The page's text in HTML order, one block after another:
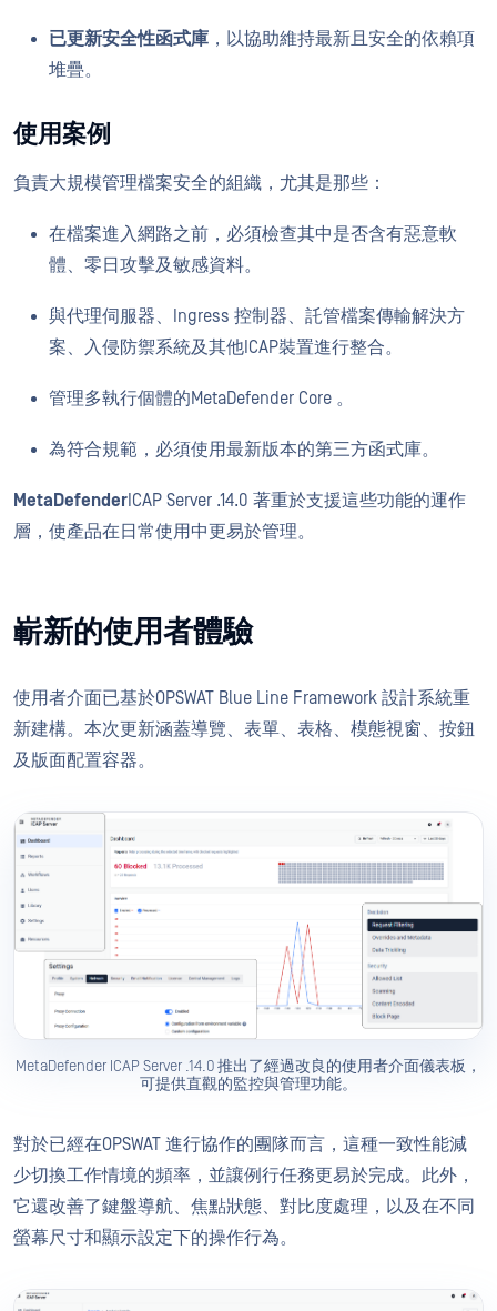
已更新安全性函式庫 ，以協助維持最新且安全的依賴項
堆疊。
使用案例
負責大規模管理檔案安全的組織，尤其是那些：
在檔案進入網路之前，必須檢查其中是否含有惡意軟
體、零日攻擊及敏感資料。
與代理伺服器、Ingress 控制器、託管檔案傳輸解決方
案、入侵防禦系統及其他ICAP裝置進行整合。
管理多執行個體的MetaDefender Core 。
為符合規範，必須使用最新版本的第三方函式庫。
MetaDefender ICAP Server .14.0 著重於支援這些功能的運作
層，使產品在日常使用中更易於管理。
嶄新的使用者體驗
使用者介面已基於OPSWAT Blue Line Framework 設計系統重
新建構。本次更新涵蓋導覽、表單、表格、模態視窗、按鈕
及版面配置容器。
MetaDefender ICAP Server .14.0 推出了經過改良的使用者介面儀表板，
可提供直觀的監控與管理功能。
對於已經在OPSWAT 進行協作的團隊而言，這種一致性能減
少切換工作情境的頻率，並讓例行任務更易於完成。此外，
它還改善了鍵盤導航、焦點狀態、對比度處理，以及在不同
螢幕尺寸和顯示設定下的操作行為。